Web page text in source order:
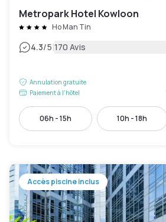
Metropark Hotel Kowloon
Ho Man Tin
4.3/5|170 Avis
Annulation gratuite
Paiement à l'hôtel
06h - 15h 10h - 18h
Accès piscine inclus